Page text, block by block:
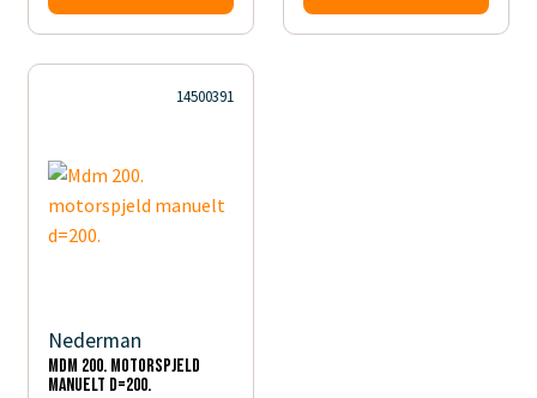
14500391
Nederman
Mdm 200. motorspjeld
manuelt d=200.